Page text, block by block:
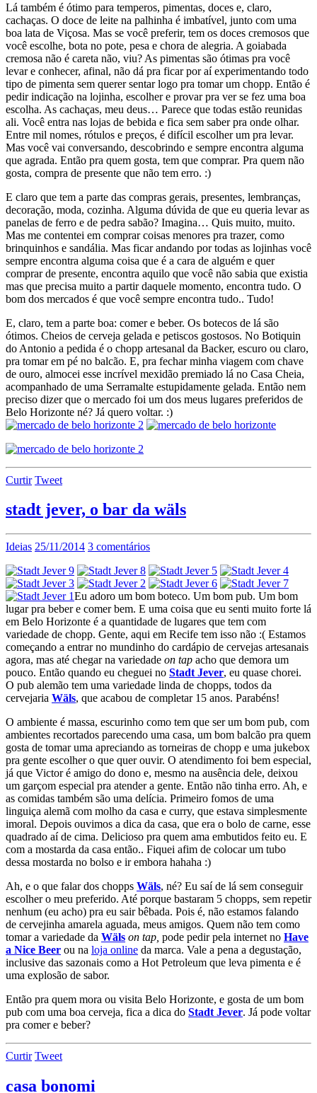
Lá também é ótimo para temperos, pimentas, doces e, claro,
cachaças. O doce de leite na palhinha é imbatível, junto com uma
boa lata de Viçosa. Mas se você preferir, tem os doces cremosos que
você escolhe, bota no pote, pesa e chora de alegria. A goiabada
cremosa não é careta não, viu? As pimentas são ótimas pra você
levar e conhecer, afinal, não dá pra ficar por aí experimentando todo
tipo de pimenta sem querer sentar logo pra tomar um chopp. Então é
pedir indicação na lojinha, escolher e provar pra ver se fez uma boa
escolha. As cachaças, meu deus… Parece que todas estão reunidas
ali. Você entra nas lojas de bebida e fica sem saber pra onde olhar.
Entre mil nomes, rótulos e preços, é difícil escolher um pra levar.
Mas você vai conversando, descobrindo e sempre encontra alguma
que agrada. Então pra quem gosta, tem que comprar. Pra quem não
gosta, compra de presente que não tem erro. :)
E claro que tem a parte das compras gerais, presentes, lembranças,
decoração, moda, cozinha. Alguma dúvida de que eu queria levar as
panelas de ferro e de pedra sabão? Imagina… Quis muito, muito.
Mas me contentei em comprar coisas menores pra trazer, como
brinquinhos e sandália. Mas ficar andando por todas as lojinhas você
sempre encontra alguma coisa que é a cara de alguém e quer
comprar de presente, encontra aquilo que você não sabia que existia
mas que precisa muito a partir daquele momento, encontra tudo. O
bom dos mercados é que você sempre encontra tudo.. Tudo!
E, claro, tem a parte boa: comer e beber. Os botecos de lá são
ótimos. Cheios de cerveja gelada e petiscos gostosos. No Botiquin
do Antonio a pedida é o chopp artesanal da Backer, escuro ou claro,
pra tomar em pé no balcão. E, pra fechar minha viagem com chave
de ouro, almocei esse incrível mexidão premiado lá no Casa Cheia,
acompanhado de uma Serramalte estupidamente gelada. Então nem
preciso dizer que o mercado foi um dos meus lugares preferidos de
Belo Horizonte né? Já quero voltar. :)
Curtir Tweet
stadt jever, o bar da wäls
Ideias 25/11/2014 3 comentários
Eu adoro um bom boteco. Um bom pub. Um bom
lugar pra beber e comer bem. E uma coisa que eu senti muito forte lá
em Belo Horizonte é a quantidade de lugares que tem com
variedade de chopp. Gente, aqui em Recife tem isso não :( Estamos
começando a entrar no mundinho do cardápio de cervejas artesanais
agora, mas até chegar na variedade on tap acho que demora um
pouco. Então quando eu cheguei no Stadt Jever, eu quase chorei.
O pub alemão tem uma variedade linda de chopps, todos da
cervejaria Wäls, que acabou de completar 15 anos. Parabéns!
O ambiente é massa, escurinho como tem que ser um bom pub, com
ambientes recortados parecendo uma casa, um bom balcão pra quem
gosta de tomar uma apreciando as torneiras de chopp e uma jukebox
pra gente escolher o que quer ouvir. O atendimento foi bem especial,
já que Victor é amigo do dono e, mesmo na ausência dele, deixou
um garçom especial pra atender a gente. Então não tinha erro. Ah, e
as comidas também são uma delícia. Primeiro fomos de uma
linguiça alemã com molho da casa e curry, que estava simplesmente
imoral. Depois ouvimos a dica da casa, que era o bolo de carne, esse
quadrado aí de cima. Delicioso pra quem ama embutidos feito eu. E
com a mostarda da casa então.. Fiquei afim de colocar um tubo
dessa mostarda no bolso e ir embora hahaha :)
Ah, e o que falar dos chopps Wäls, né? Eu saí de lá sem conseguir
escolher o meu preferido. Até porque bastaram 5 chopps, sem repetir
nenhum (eu acho) pra eu sair bêbada. Pois é, não estamos falando
de cervejinha amarela aguada, meus amigos. Quem não tem como
tomar a variedade da Wäls on tap, pode pedir pela internet no Have
a Nice Beer ou na loja online da marca. Vale a pena a degustação,
inclusive das sazonais como a Hot Petroleum que leva pimenta e é
uma explosão de sabor.
Então pra quem mora ou visita Belo Horizonte, e gosta de um bom
pub com uma boa cerveja, fica a dica do Stadt Jever. Já pode voltar
pra comer e beber?
Curtir Tweet
casa bonomi